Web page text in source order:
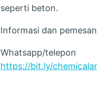
seperti beton.
Informasi dan
Whatsapp/
https://bit.ly/